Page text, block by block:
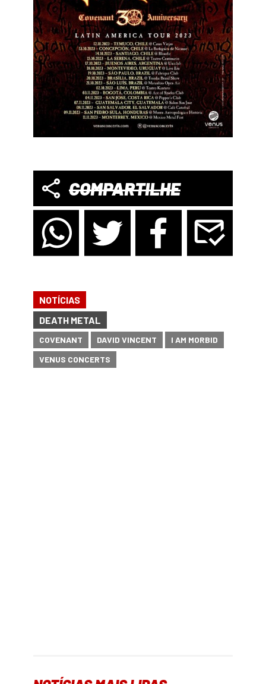
COMPARTILHE
NOTÍCIAS
DEATH METAL
COVENANT DAVID VINCENT
I AM MORBID
VENUS CONCERTS